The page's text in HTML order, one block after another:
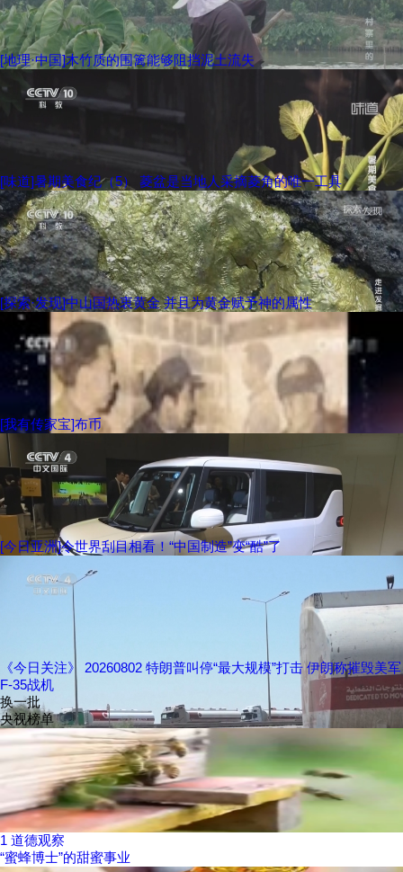
[地理·中国]木竹质的围篱能够阻挡泥土流失
[味道]暑期美食纪（5） 菱盆是当地人采摘菱角的唯一工具
[探索·发现]中山国热衷黄金 并且为黄金赋予神的属性
[我有传家宝]布币
[今日亚洲]令世界刮目相看！“中国制造”变“酷”了
《今日关注》 20260802 特朗普叫停“最大规模”打击 伊朗称摧毁美军
F-35战机
换一批
央视榜单
1 道德观察
“蜜蜂博士”的甜蜜事业